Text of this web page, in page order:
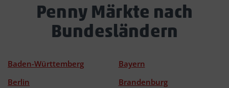
Penny Märkte nach
Bundesländern
Baden-Württemberg
Bayern
Berlin
Brandenburg